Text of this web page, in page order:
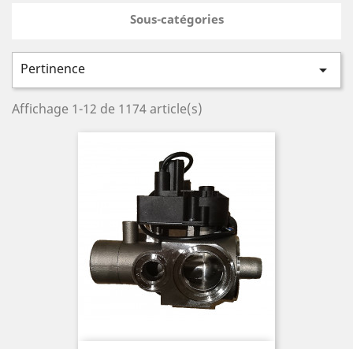
Sous-catégories
Pertinence 
Affichage 1-12 de 1174 article(s)